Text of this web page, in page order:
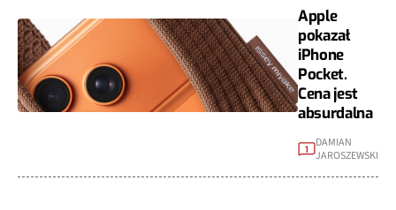
Apple
pokazał
iPhone
Pocket.
Cena jest
absurdalna
1
DAMIAN
JAROSZEWSKI